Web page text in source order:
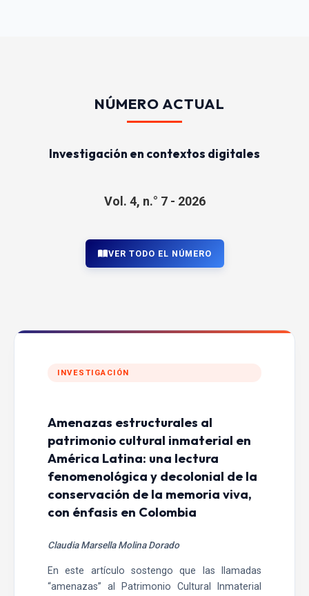
NÚMERO ACTUAL
Investigación en contextos digitales
Vol. 4, n.° 7 - 2026
VER TODO EL NÚMERO
INVESTIGACIÓN
Amenazas estructurales al
patrimonio cultural inmaterial en
América Latina: una lectura
fenomenológica y decolonial de la
conservación de la memoria viva,
con énfasis en Colombia
Claudia Marsella Molina Dorado
En este artículo sostengo que las llamadas
“amenazas” al Patrimonio Cultural Inmaterial